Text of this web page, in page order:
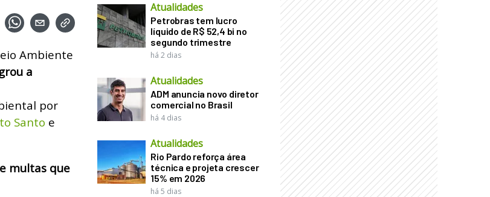
Ambiente
a
por
Santo e
multas que
Atualidades
Petrobras tem lucro
líquido de R$ 52,4 bi no
segundo trimestre
há 2 dias
Atualidades
ADM anuncia novo diretor
comercial no Brasil
há 4 dias
Atualidades
Rio Pardo reforça área
técnica e projeta crescer
15% em 2026
há 5 dias